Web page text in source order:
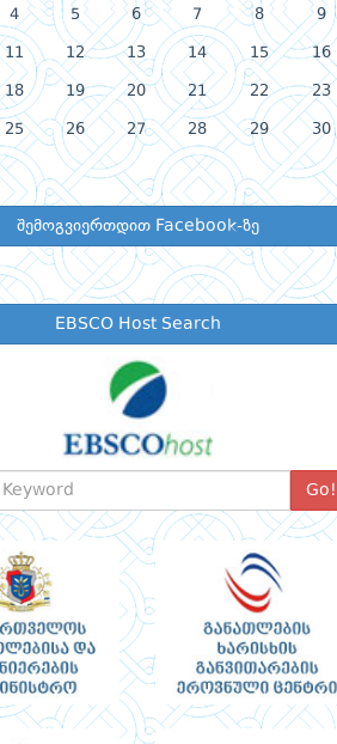
4 5 6 7 8 9
11 12 13 14 15 16
18 19 20 21 22 23
25 26 27 28 29 30
შემოგვიერთდით Facebook-ზე
EBSCO Host Search
Go!